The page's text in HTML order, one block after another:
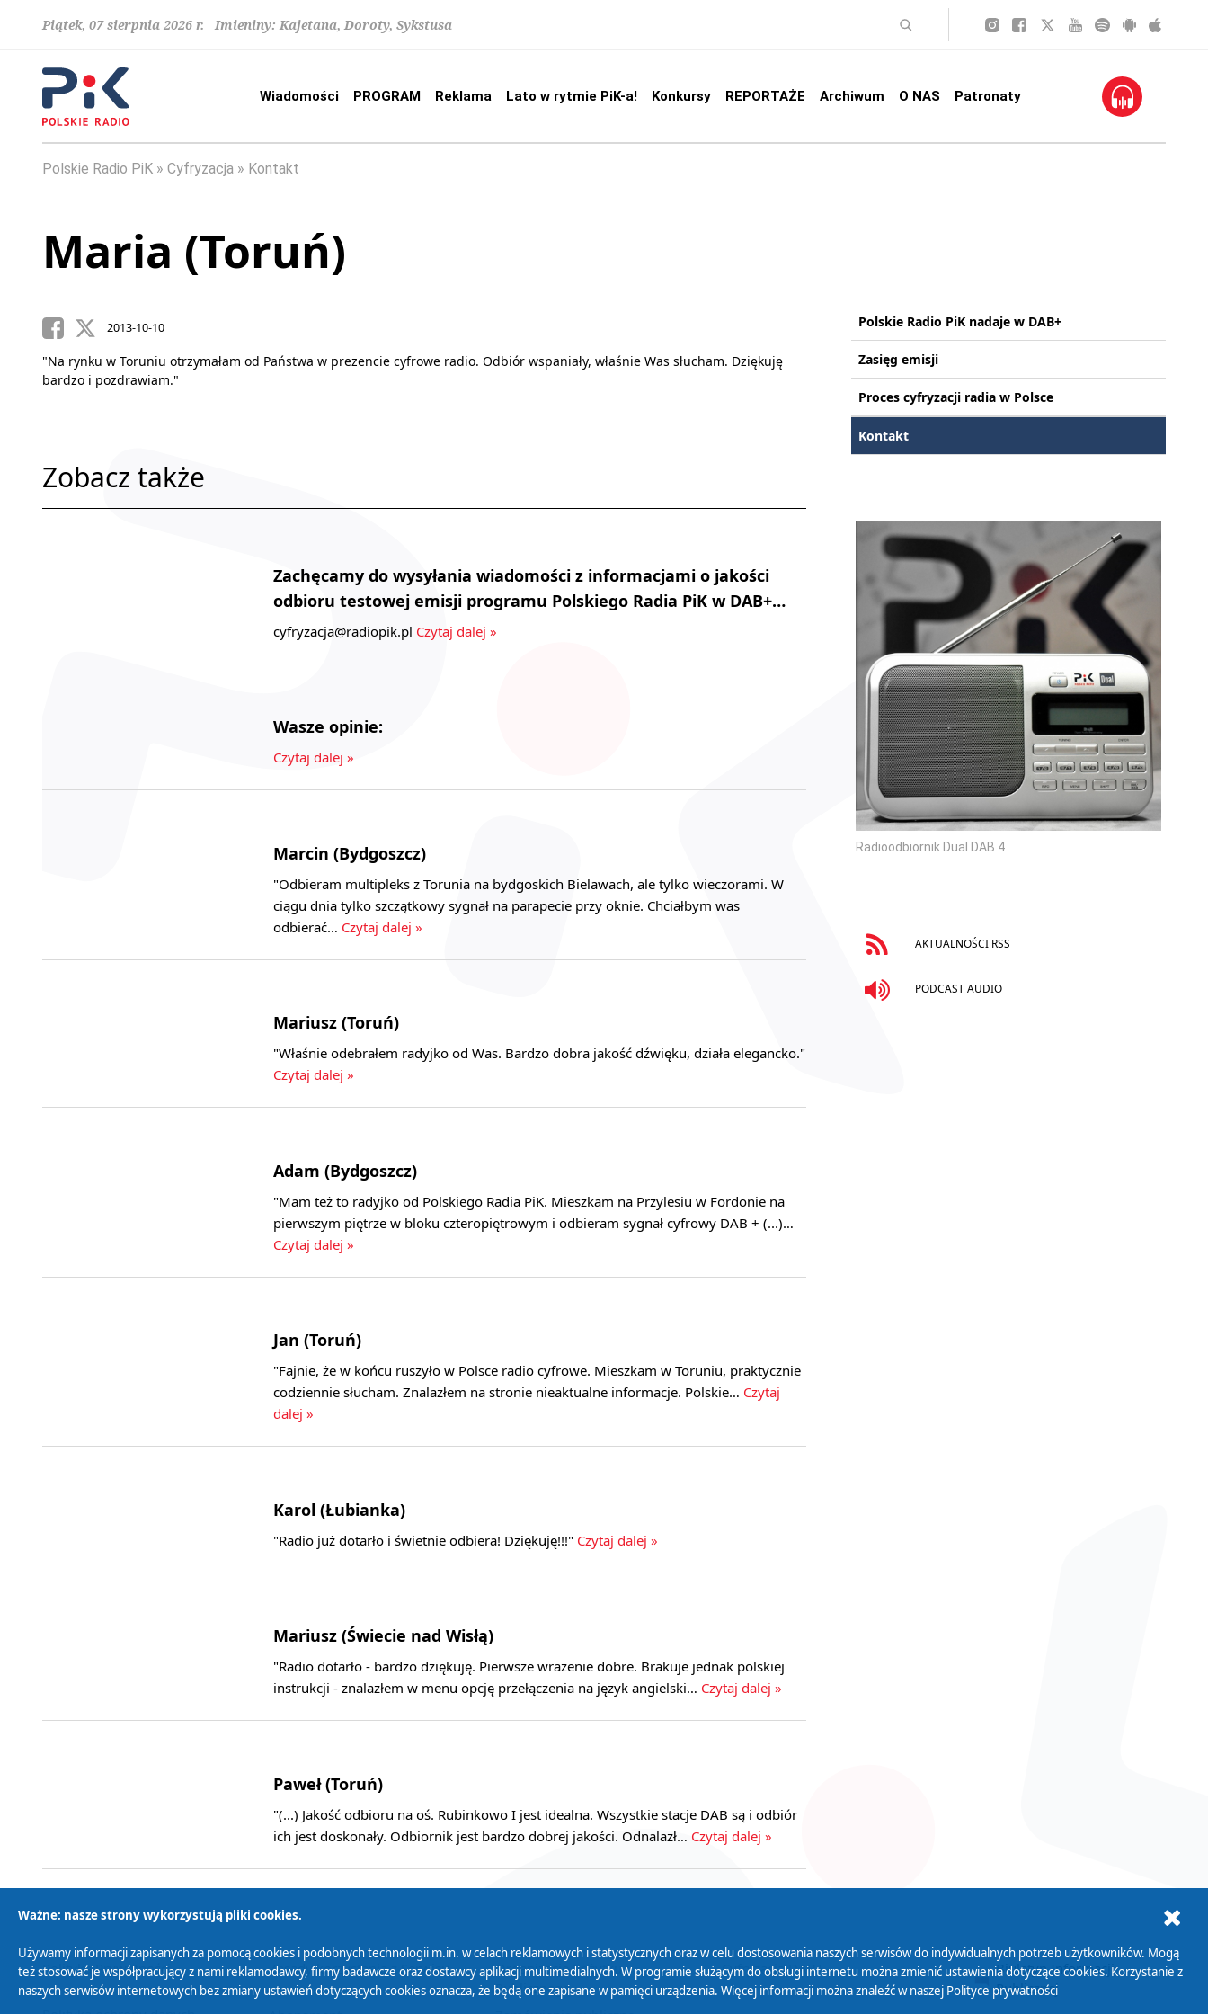
Piątek, 07 sierpnia 2026 r. Imieniny: Kajetana, Doroty, Sykstusa
Wiadomości PROGRAM Reklama Lato w rytmie PiK-a! Konkursy REPORTAŻE Archiwum O NAS Patronaty
Polskie Radio PiK Cyfryzacja Kontakt
Maria (Toruń)
2013-10-10
"Na rynku w Toruniu otrzymałam od Państwa w prezencie cyfrowe radio. Odbiór wspaniały, właśnie Was słucham. Dziękuję
bardzo i pozdrawiam."
Zobacz także
Zachęcamy do wysyłania wiadomości z informacjami o jakości
odbioru testowej emisji programu Polskiego Radia PiK w DAB+…
cyfryzacja@radiopik.pl Czytaj dalej »
Wasze opinie:
Czytaj dalej »
Marcin (Bydgoszcz)
"Odbieram multipleks z Torunia na bydgoskich Bielawach, ale tylko wieczorami. W
ciągu dnia tylko szczątkowy sygnał na parapecie przy oknie. Chciałbym was
odbierać… Czytaj dalej »
Mariusz (Toruń)
"Właśnie odebrałem radyjko od Was. Bardzo dobra jakość dźwięku, działa elegancko."
Czytaj dalej »
Adam (Bydgoszcz)
"Mam też to radyjko od Polskiego Radia PiK. Mieszkam na Przylesiu w Fordonie na
pierwszym piętrze w bloku czteropiętrowym i odbieram sygnał cyfrowy DAB + (...)…
Czytaj dalej »
Jan (Toruń)
"Fajnie, że w końcu ruszyło w Polsce radio cyfrowe. Mieszkam w Toruniu, praktycznie
codziennie słucham. Znalazłem na stronie nieaktualne informacje. Polskie… Czytaj
dalej »
Karol (Łubianka)
"Radio już dotarło i świetnie odbiera! Dziękuję!!!" Czytaj dalej »
Mariusz (Świecie nad Wisłą)
"Radio dotarło - bardzo dziękuję. Pierwsze wrażenie dobre. Brakuje jednak polskiej
instrukcji - znalazłem w menu opcję przełączenia na język angielski… Czytaj dalej »
Paweł (Toruń)
"(...) Jakość odbioru na oś. Rubinkowo I jest idealna. Wszystkie stacje DAB są i odbiór
ich jest doskonały. Odbiornik jest bardzo dobrej jakości. Odnalazł… Czytaj dalej »
Polskie Radio PiK nadaje w DAB+
Zasięg emisji
Proces cyfryzacji radia w Polsce
Kontakt
Radioodbiornik Dual DAB 4
AKTUALNOŚCI RSS
PODCAST AUDIO
Polityka Prywatności Zasady korzystania z Serwisu
Organizacje Pożytku
Publicznego
Cyfryzacja DAB+
Biuletyn Informacji
Publicznej
Ważne: nasze strony wykorzystują pliki cookies.
Używamy informacji zapisanych za pomocą cookies i podobnych technologii m.in. w celach reklamowych i statystycznych oraz w celu dostosowania naszych serwisów do indywidualnych potrzeb użytkowników. Mogą
też stosować je współpracujący z nami reklamodawcy, firmy badawcze oraz dostawcy aplikacji multimedialnych. W programie służącym do obsługi internetu można zmienić ustawienia dotyczące cookies. Korzystanie z
naszych serwisów internetowych bez zmiany ustawień dotyczących cookies oznacza, że będą one zapisane w pamięci urządzenia. Więcej informacji można znaleźć w naszej Polityce prywatności